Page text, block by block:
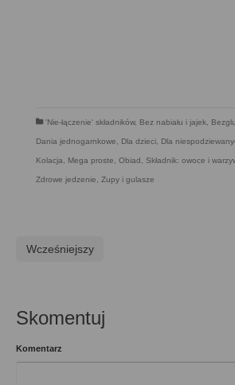
'Nie-łączenie' składników, Bez nabiału i jajek,
Dania jednogarnkowe, Dla dzieci, Dla
Kolacja, Mega proste, Obiad, Składnik: owoce i
Zdrowe jedzenie, Zupy i gulasze
Wcześniejszy
Skomentuj
Komentarz